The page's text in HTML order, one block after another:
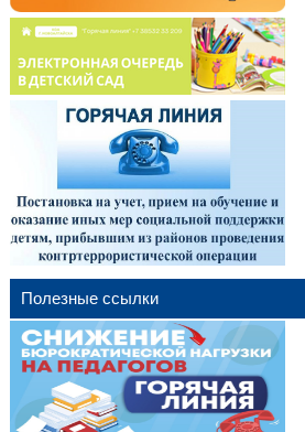
Полезные ссылки